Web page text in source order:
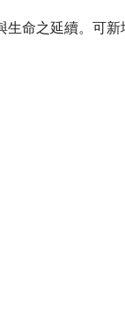
生命之延續。可新